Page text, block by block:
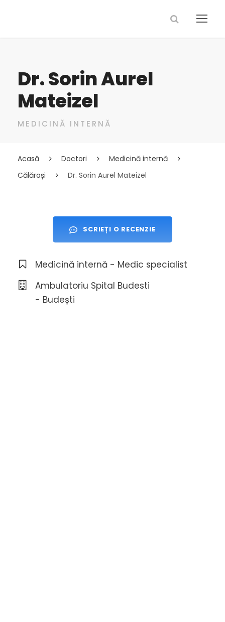
Dr. Sorin Aurel
Mateizel
MEDICINĂ INTERNĂ
Acasă Doctori
Medicină internă
Călărași
Dr. Sorin Aurel Mateizel
SCRIEȚI O RECENZIE
Medicină internă - Medic specialist
Ambulatoriu Spital Budesti
- Budești